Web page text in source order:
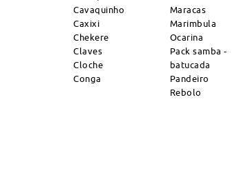
Cavaquinho
Caxixi
Chekere
Claves
Cloche
Conga
Maracas
Marimbula
Ocarina
Pack samba -
batucada
Pandeiro
Rebolo